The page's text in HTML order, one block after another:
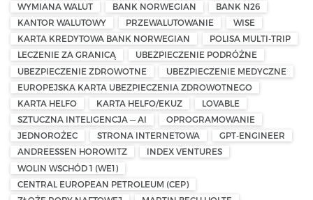
WYMIANA WALUT
BANK NORWEGIAN
BANK N26
KANTOR WALUTOWY
PRZEWALUTOWANIE
WISE
KARTA KREDYTOWA BANK NORWEGIAN
POLISA MULTI-TRIP
LECZENIE ZA GRANICĄ
UBEZPIECZENIE PODRÓŻNE
UBEZPIECZENIE ZDROWOTNE
UBEZPIECZENIE MEDYCZNE
EUROPEJSKA KARTA UBEZPIECZENIA ZDROWOTNEGO
KARTA HELFO
KARTA HELFO/EKUZ
LOVABLE
SZTUCZNA INTELIGENCJA — AI
OPROGRAMOWANIE
JEDNOROŻEC
STRONA INTERNETOWA
GPT-ENGINEER
ANDREESSEN HOROWITZ
INDEX VENTURES
WOLIN WSCHÓD 1 (WE1)
CENTRAL EUROPEAN PETROLEUM (CEP)